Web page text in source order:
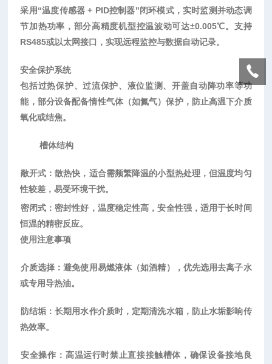
采用“‌温度传感器 + PID控制器‌"闭环模式，实时监测并动态调
节加热功率，部分高精度机型控温波动可达±0.005℃。支持
RS485或以太网接口，实现远程监控与数据自动记录。
安全保护系统
包括过热保护、过流保护、液位监测、开盖自动降功率等功
能，部分设备配备惰性气体（如氮气）保护，防止高温下介质
氧化或结焦。
槽体结构
敞开式‌：散热快，适合需频繁降温的小型热处理，但温度均匀
性较差，易受环境干扰。
密闭式‌：密封性好，温度稳定性高，安全性强，适用于长时间
恒温的精密反应。
使用注意事项
‌介质选择‌：避免使用易燃液体（如酒精），优先选用去离子水
或专用导热油。
‌防结垢‌：长期用水作介质时，定期清洗水箱，防止水垢影响传
热效率。
‌安全操作‌：高温运行时禁止直接接触槽体，确保设备接地良